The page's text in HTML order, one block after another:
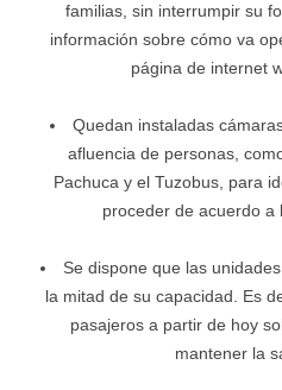
familias, sin interrumpir su
información sobre cómo va
página de internet
Quedan instaladas
afluencia de personas,
Pachuca y el Tuzobus, para
proceder de acuerdo a
Se dispone que las
la mitad de su capacidad. Es
pasajeros a partir de hoy
mantener la